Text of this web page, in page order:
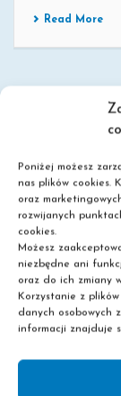
Poniżej możesz
nas plików cookies.
oraz
rozwijanych
cookies.
Możesz
niezbędne ani
oraz do ich zmiany
Korzystanie z
danych osobowych
informacji znajduje
Read More
Szkoła policealna
Liceum dla
Nie wymagamy